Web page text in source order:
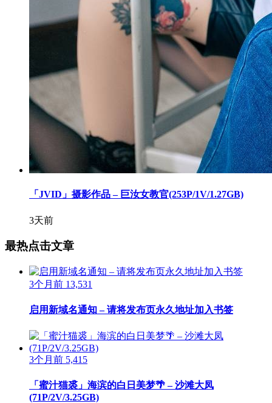
「JVID」摄影作品 – 巨汝女教官(253P/1V/1.27GB)
3天前
最热点击文章
3个月前 13,531
启用新域名通知 – 请将发布页永久地址加入书签
3个月前 5,415
「蜜汁猫裘」海滨的白日美梦🌴 – 沙滩大凤
(71P/2V/3.25GB)